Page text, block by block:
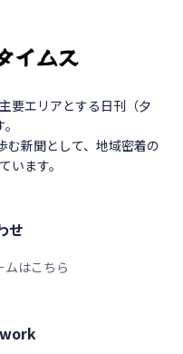
要エリアとする日刊（夕
む新聞として、地域密着の
います。
せ
ムはこちら